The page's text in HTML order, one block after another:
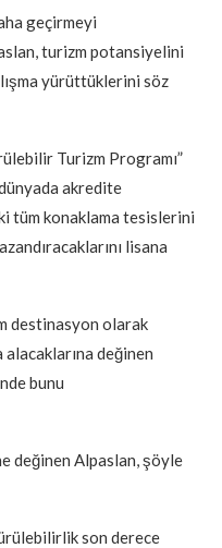
geçirmeyi
turizm potansiyelini
yürüttüklerini söz
Turizm Programı”
akredite
tüm konaklama tesislerini
lisana
destinasyon olarak
değinen
bunu
değinen Alpaslan, şöyle
son derece